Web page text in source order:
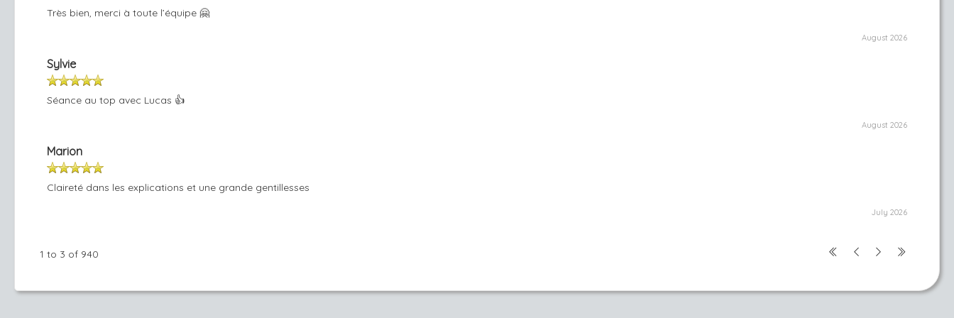
Très bien, merci à toute l’équipe 🤗
August 2026
Sylvie
Séance au top avec Lucas 👍
August 2026
Marion
Claireté dans les explications et une grande gentillesses
July 2026
1 to 3 of 940